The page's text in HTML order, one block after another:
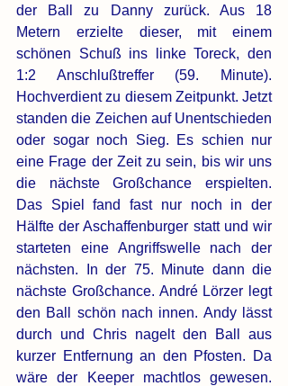
der Ball zu Danny zurück. Aus 18
Metern erzielte dieser, mit einem
schönen Schuß ins linke Toreck, den
1:2 Anschlußtreffer (59. Minute).
Hochverdient zu diesem Zeitpunkt. Jetzt
standen die Zeichen auf Unentschieden
oder sogar noch Sieg. Es schien nur
eine Frage der Zeit zu sein, bis wir uns
die nächste Großchance erspielten.
Das Spiel fand fast nur noch in der
Hälfte der Aschaffenburger statt und wir
starteten eine Angriffswelle nach der
nächsten. In der 75. Minute dann die
nächste Großchance. André Lörzer legt
den Ball schön nach innen. Andy lässt
durch und Chris nagelt den Ball aus
kurzer Entfernung an den Pfosten. Da
wäre der Keeper machtlos gewesen.